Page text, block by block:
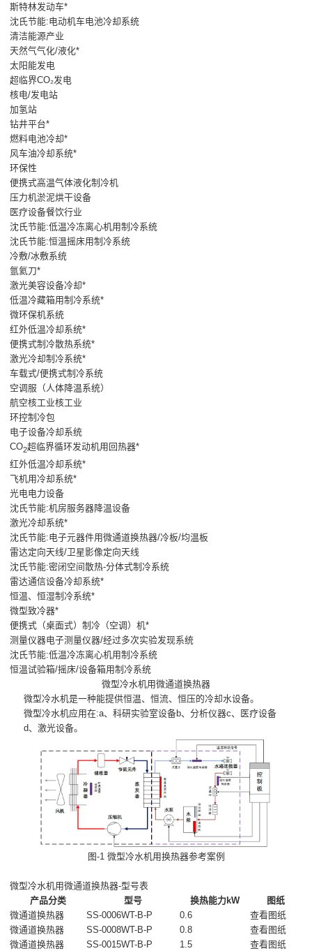
斯特林发动车*
沈氏节能:电动机车电池冷却系统
清洁能源产业
天然气气化/液化*
太阳能发电
超临界CO₂发电
核电/发电站
加氢站
钻井平台*
燃料电池冷却*
风车油冷却系统*
环保性
便携式高温气体液化制冷机
压力机淤泥烘干设备
医疗设备餐饮行业
沈氏节能:低温冷冻离心机用制冷系统
沈氏节能:恒温摇床用制冷系统
冷敷/冰敷系统
氩氦刀*
激光美容设备冷却*
低温冷藏箱用制冷系统*
微环保机系统
红外低温冷却系统*
便携式制冷散热系统*
激光冷却制冷系统*
车载式/便携式制冷系统
空调服（人体降温系统）
航空核工业核工业
环控制冷包
电子设备冷却系统
CO2超临界循环发动机用回热器*
红外低温冷却系统*
飞机用冷却系统*
光电电力设备
沈氏节能:机房服务器降温设备
激光冷却系统*
沈氏节能:电子元器件用微通道换热器/冷板/均温板
雷达定向天线/卫星影像定向天线
沈氏节能:密闭空间散热-分体式制冷系统
雷达通信设备冷却系统*
恒温、恒湿制冷系统*
微型致冷器*
便携式（桌面式）制冷（空调）机*
测量仪器电子测量仪器/经过多次实验发现系统
沈氏节能:低温冷冻离心机用制冷系统
恒温试验箱/摇床/设备箱用制冷系统
微型冷水机用微通道换热器
微型冷水机是一种能提供恒温、恒流、恒压的冷却水设备。
微型冷水机应用在:a、科研实验室设备b、分析仪器c、医疗设备
d、激光设备。
图-1 微型冷水机用换热器参考案例
微型冷水机用微通道换热器-型号表
产品分类
型号 换热能力kW
图纸
微通道换热器
SS-0006WT-B-P 0.6
查看图纸
微通道换热器
SS-0008WT-B-P 0.8
查看图纸
微通道换热器
SS-0015WT-B-P 1.5
查看图纸